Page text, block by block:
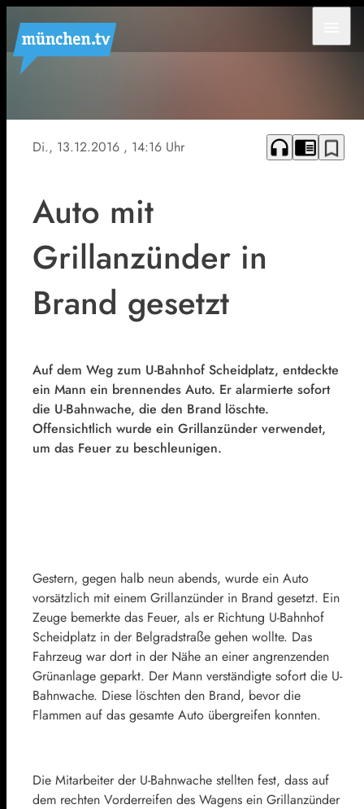
Di., 13.12.2016 , 14:16 Uhr headphones chrome_reader_mode bookmark_border
Auto mit
Grillanzünder in
Brand gesetzt
Auf dem Weg zum U-Bahnhof Scheidplatz, entdeckte
ein Mann ein brennendes Auto. Er alarmierte sofort
die U-Bahnwache, die den Brand löschte.
Offensichtlich wurde ein Grillanzünder verwendet,
um das Feuer zu beschleunigen.
Gestern, gegen halb neun abends, wurde ein Auto
vorsätzlich mit einem Grillanzünder in Brand gesetzt. Ein
Zeuge bemerkte das Feuer, als er Richtung U-Bahnhof
Scheidplatz in der Belgradstraße gehen wollte. Das
Fahrzeug war dort in der Nähe an einer angrenzenden
Grünanlage geparkt. Der Mann verständigte sofort die U-
Bahnwache. Diese löschten den Brand, bevor die
Flammen auf das gesamte Auto übergreifen konnten.
Die Mitarbeiter der U-Bahnwache stellten fest, dass auf
dem rechten Vorderreifen des Wagens ein Grillanzünder